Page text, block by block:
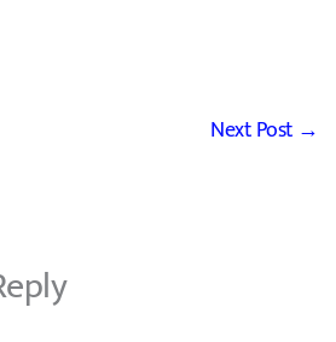
Next Post →